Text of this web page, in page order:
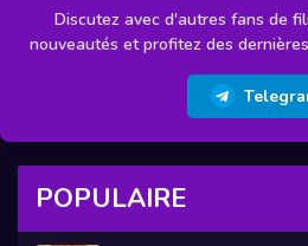
Discutez avec d'autres fans de
nouveautés et profitez des
POPULAIRE